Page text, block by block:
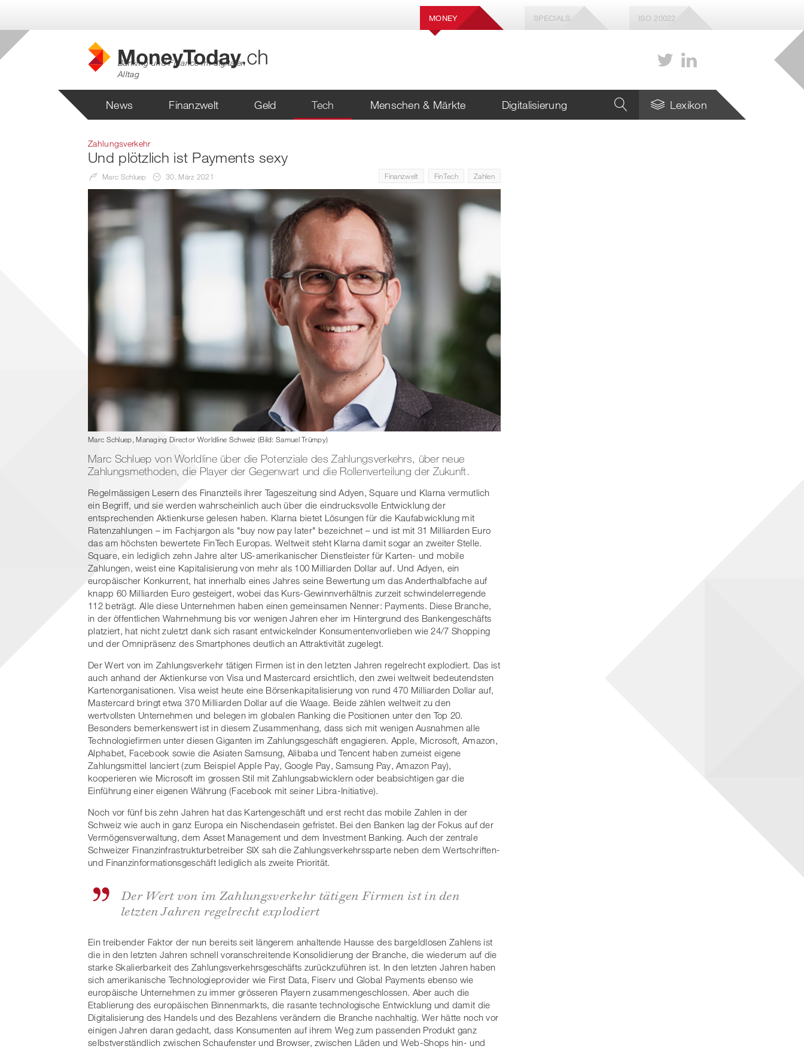
MONEY SPECIALS ISO 20022
Banking und Finance im digitalen
Alltag
News Finanzwelt Geld Tech Menschen & Märkte Digitalisierung Lexikon
Zahlungsverkehr
Und plötzlich ist Payments sexy
Marc Schluep 30. März 2021 Finanzwelt FinTech Zahlen
Marc Schluep, Managing Director Worldline Schweiz (Bild: Samuel Trümpy)
Marc Schluep von Worldline über die Potenziale des Zahlungsverkehrs, über neue
Zahlungsmethoden, die Player der Gegenwart und die Rollenverteilung der Zukunft.
Regelmässigen Lesern des Finanzteils ihrer Tageszeitung sind Adyen, Square und Klarna vermutlich
ein Begriff, und sie werden wahrscheinlich auch über die eindrucksvolle Entwicklung der
entsprechenden Aktienkurse gelesen haben. Klarna bietet Lösungen für die Kaufabwicklung mit
Ratenzahlungen – im Fachjargon als "buy now pay later" bezeichnet – und ist mit 31 Milliarden Euro
das am höchsten bewertete FinTech Europas. Weltweit steht Klarna damit sogar an zweiter Stelle.
Square, ein lediglich zehn Jahre alter US-amerikanischer Dienstleister für Karten- und mobile
Zahlungen, weist eine Kapitalisierung von mehr als 100 Milliarden Dollar auf. Und Adyen, ein
europäischer Konkurrent, hat innerhalb eines Jahres seine Bewertung um das Anderthalbfache auf
knapp 60 Milliarden Euro gesteigert, wobei das Kurs-Gewinnverhältnis zurzeit schwindelerregende
112 beträgt. Alle diese Unternehmen haben einen gemeinsamen Nenner: Payments. Diese Branche,
in der öffentlichen Wahrnehmung bis vor wenigen Jahren eher im Hintergrund des Bankengeschäfts
platziert, hat nicht zuletzt dank sich rasant entwickelnder Konsumentenvorlieben wie 24/7 Shopping
und der Omnipräsenz des Smartphones deutlich an Attraktivität zugelegt.
Der Wert von im Zahlungsverkehr tätigen Firmen ist in den letzten Jahren regelrecht explodiert. Das ist
auch anhand der Aktienkurse von Visa und Mastercard ersichtlich, den zwei weltweit bedeutendsten
Kartenorganisationen. Visa weist heute eine Börsenkapitalisierung von rund 470 Milliarden Dollar auf,
Mastercard bringt etwa 370 Milliarden Dollar auf die Waage. Beide zählen weltweit zu den
wertvollsten Unternehmen und belegen im globalen Ranking die Positionen unter den Top 20.
Besonders bemerkenswert ist in diesem Zusammenhang, dass sich mit wenigen Ausnahmen alle
Technologiefirmen unter diesen Giganten im Zahlungsgeschäft engagieren. Apple, Microsoft, Amazon,
Alphabet, Facebook sowie die Asiaten Samsung, Alibaba und Tencent haben zumeist eigene
Zahlungsmittel lanciert (zum Beispiel Apple Pay, Google Pay, Samsung Pay, Amazon Pay),
kooperieren wie Microsoft im grossen Stil mit Zahlungsabwicklern oder beabsichtigen gar die
Einführung einer eigenen Währung (Facebook mit seiner Libra-Initiative).
Noch vor fünf bis zehn Jahren hat das Kartengeschäft und erst recht das mobile Zahlen in der
Schweiz wie auch in ganz Europa ein Nischendasein gefristet. Bei den Banken lag der Fokus auf der
Vermögensverwaltung, dem Asset Management und dem Investment Banking. Auch der zentrale
Schweizer Finanzinfrastrukturbetreiber SIX sah die Zahlungsverkehrssparte neben dem Wertschriften-
und Finanzinformationsgeschäft lediglich als zweite Priorität.
Der Wert von im Zahlungsverkehr tätigen Firmen ist in den
letzten Jahren regelrecht explodiert
Ein treibender Faktor der nun bereits seit längerem anhaltende Hausse des bargeldlosen Zahlens ist
die in den letzten Jahren schnell voranschreitende Konsolidierung der Branche, die wiederum auf die
starke Skalierbarkeit des Zahlungsverkehrsgeschäfts zurückzuführen ist. In den letzten Jahren haben
sich amerikanische Technologieprovider wie First Data, Fiserv und Global Payments ebenso wie
europäische Unternehmen zu immer grösseren Playern zusammengeschlossen. Aber auch die
Etablierung des europäischen Binnenmarkts, die rasante technologische Entwicklung und damit die
Digitalisierung des Handels und des Bezahlens verändern die Branche nachhaltig. Wer hätte noch vor
einigen Jahren daran gedacht, dass Konsumenten auf ihrem Weg zum passenden Produkt ganz
selbstverständlich zwischen Schaufenster und Browser, zwischen Läden und Web-Shops hin- und